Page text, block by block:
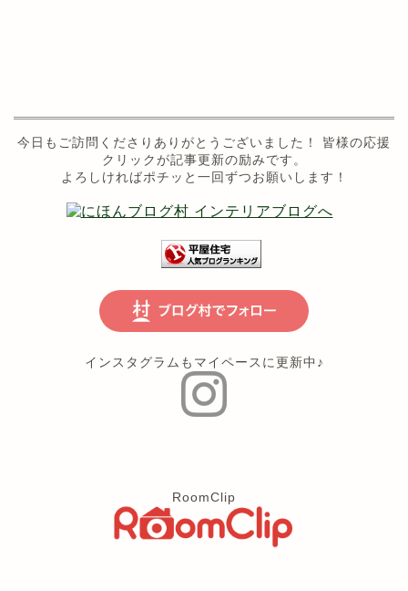
今日もご訪問くださりありがとうございました！ 皆様の応援
クリックが記事更新の励みです。
よろしければポチッと一回ずつお願いします！
インスタグラムもマイペースに更新中♪
RoomClip